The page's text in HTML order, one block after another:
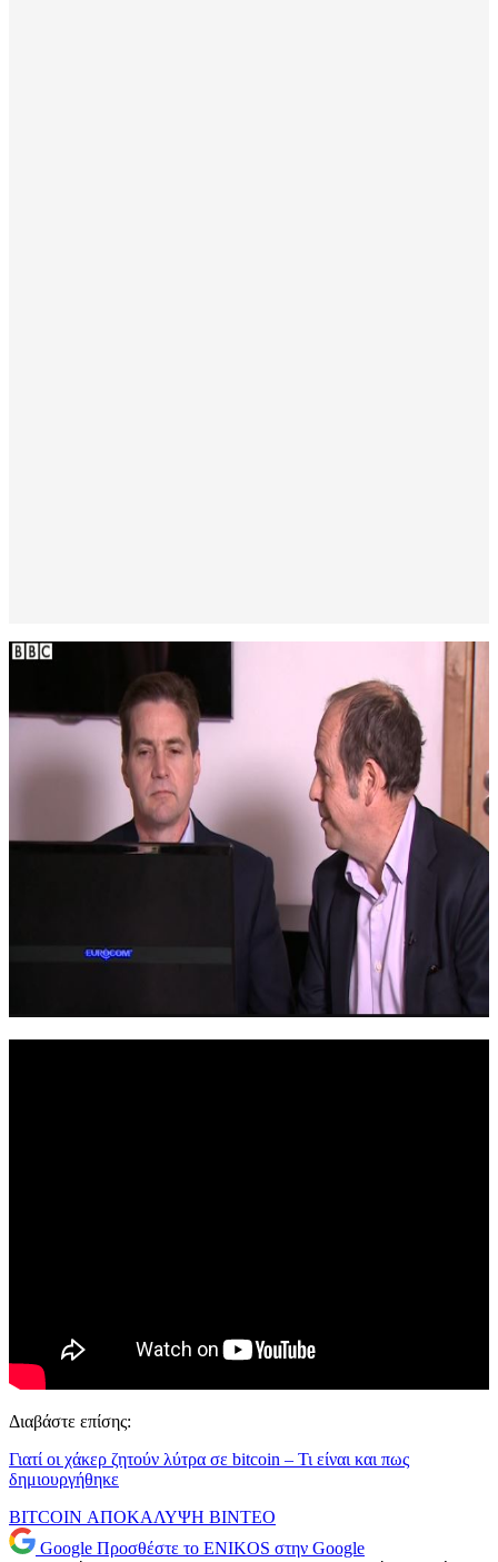
Διαβάστε επίσης:
Γιατί οι χάκερ ζητούν λύτρα σε bitcoin – Τι είναι και πως
δημιουργήθηκε
BITCOIN ΑΠΟΚΑΛΥΨΗ ΒΙΝΤΕΟ
Google Προσθέστε το ENIKOS στην Google